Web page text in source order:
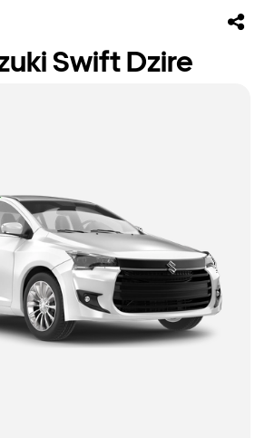
Swift Dzire